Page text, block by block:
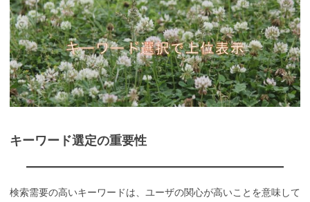
キーワード選定の重要性
検索需要の高いキーワードは、ユーザの関心が高いことを意味して